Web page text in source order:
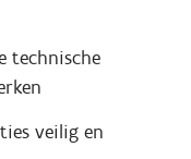
technische
veilig en